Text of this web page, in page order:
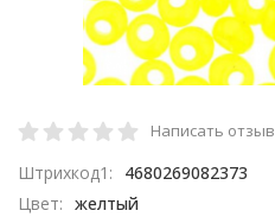
Написать отзыв
Штрихкод1:
4680269082373
Цвет: желтый